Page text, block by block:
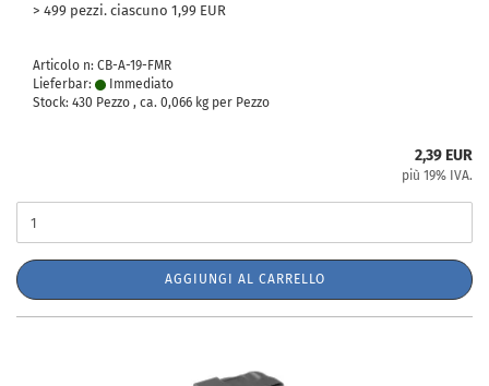
> 499 pezzi. ciascuno 1,99 EUR
Articolo n: CB-A-19-FMR
Lieferbar:
Immediato
Stock: 430 Pezzo , ca. 0,066 kg per Pezzo
2,39 EUR
più 19% IVA.
AGGIUNGI AL CARRELLO